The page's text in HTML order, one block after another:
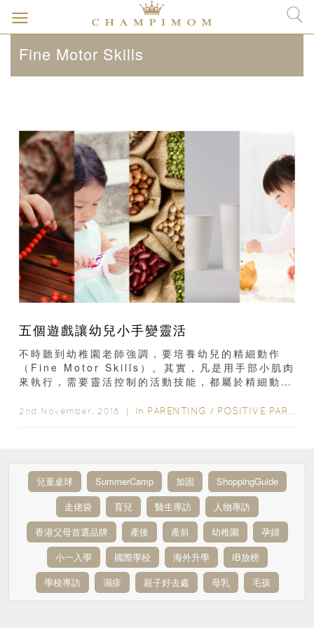
Fine Motor Skills
五個遊戲讓幼兒小手變靈活
不時聽到幼稚園老師強調，要培養幼兒的精細動作
（Fine Motor Skills）。其實，凡是用手部小肌肉
來執行，需要靈活控制的活動技能，都屬於精細動
2nd November, 2018 ｜ In PARENTING / POSITIVE PARENTING
兒童桌球 SummerCamp 加固
ShoppingGuide
走佬袋
育兒 醫生專訪
人物專訪
香港父母首選品牌
產後 產前 幼稚園
孕婦
小一入學
國際學校 海外升學
IB放榜
學校專訪
濕疹 親子好去處 母乳 毛孩